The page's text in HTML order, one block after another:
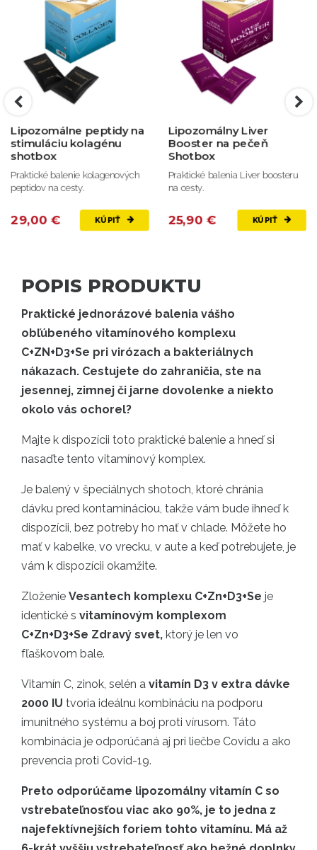
Lipozomálne peptidy na
stimuláciu kolagénu
shotbox
Praktické balenie kolagenových
peptidov na cesty.
29,00 € KÚPIŤ
Lipozomálny Liver
Booster na pečeň
Shotbox
Praktické balenia Liver boosteru
na cesty.
25,90 € KÚPIŤ
POPIS PRODUKTU
Praktické jednorázové balenia vášho
obľúbeného vitamínového komplexu
C+ZN+D3+Se pri virózach a bakteriálnych
nákazach. Cestujete do zahraničia, ste na
jesennej, zimnej či jarne dovolenke a niekto
okolo vás ochorel?
Majte k dispozícii toto praktické balenie a hneď si
nasaďte tento vitamínový komplex.
Je balený v špeciálnych shotoch, ktoré chránia
dávku pred kontamináciou, takže vám bude ihneď k
dispozícii, bez potreby ho mať v chlade. Môžete ho
mať v kabelke, vo vrecku, v aute a keď potrebujete, je
vám k dispozícii okamžite.
Zloženie Vesantech komplexu C+Zn+D3+Se je
identické s vitamínovým komplexom
C+Zn+D3+Se Zdravý svet, ktorý je len vo
fľaškovom bale.
Vitamín C, zinok, selén a vitamín D3 v extra dávke
2000 IU tvoria ideálnu kombináciu na podporu
imunitného systému a boj proti vírusom. Táto
kombinácia je odporúčaná aj pri liečbe Covidu a ako
prevencia proti Covid-19.
Preto odporúčame lipozomálny vitamín C so
vstrebateľnosťou viac ako 90%, je to jedna z
najefektívnejších foriem tohto vitamínu. Má až